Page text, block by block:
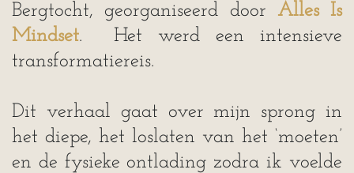
Bergtocht, georganiseerd door Alles Is
Mindset. Het werd een intensieve
transformatiereis.
Dit verhaal gaat over mijn sprong in
het diepe, het loslaten van het ‘moeten’
en de fysieke ontlading zodra ik voelde